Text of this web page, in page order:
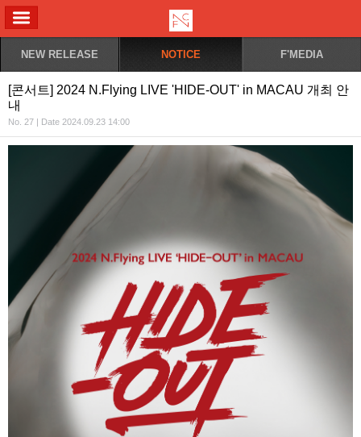
NEW RELEASE NOTICE F'MEDIA
[콘서트] 2024 N.Flying LIVE 'HIDE-OUT' in MACAU 개최 안
내
No. 27 | Date 2024.09.23 14:00